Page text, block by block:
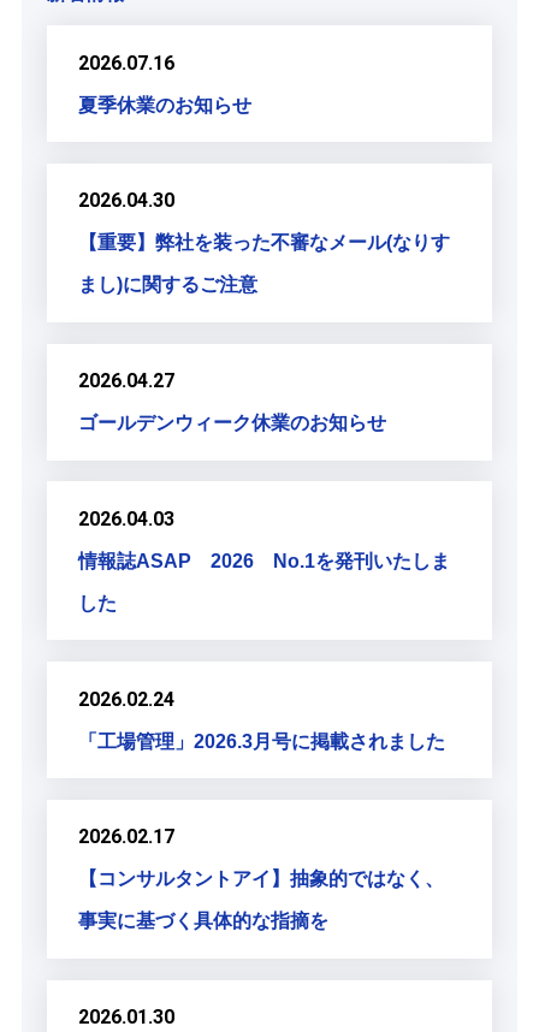
2026.07.16
夏季休業のお知らせ
2026.04.30
【重要】弊社を装った不審なメール(なりす
まし)に関するご注意
2026.04.27
ゴールデンウィーク休業のお知らせ
2026.04.03
情報誌ASAP 2026 No.1を発刊いたしま
した
2026.02.24
「工場管理」2026.3月号に掲載されました
2026.02.17
【コンサルタントアイ】抽象的ではなく、
事実に基づく具体的な指摘を
2026.01.30